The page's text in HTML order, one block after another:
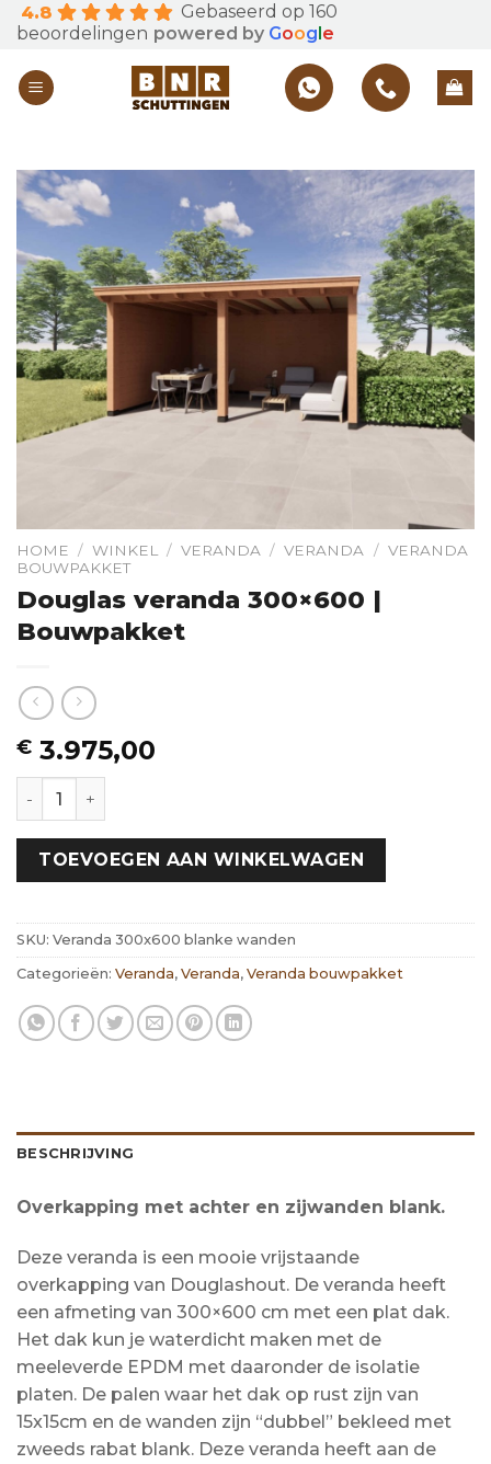
Skip
to
content
4.8
Gebaseerd op 160
beoordelingen powered by Goog e
HOME / WINKEL / VERANDA / VERANDA / VERANDA
BOUWPAKKET
Douglas veranda 300×600 |
Bouwpakket
€ 3.975,00
Douglas veranda 300x600 | Bouwpakket hoeveelheid
TOEVOEGEN AAN WINKELWAGEN
SKU: Veranda 300x600 blanke wanden
Categorieën: Veranda, Veranda, Veranda bouwpakket
BESCHRIJVING
Overkapping met achter en zijwanden blank.
Deze veranda is een mooie vrijstaande
overkapping van Douglashout. De veranda heeft
een afmeting van 300×600 cm met een plat dak.
Het dak kun je waterdicht maken met de
meeleverde EPDM met daaronder de isolatie
platen. De palen waar het dak op rust zijn van
15x15cm en de wanden zijn “dubbel” bekleed met
zweeds rabat blank. Deze veranda heeft aan de